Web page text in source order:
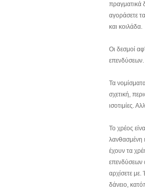
πραγματικά
αγοράσετε
και κοιλάδα.
Οι δεσμοί
επενδύσεων.
Τα
σχετική,
ισοτιμίες.
Το χρέος
λανθασμένη
έχουν τα
επενδύσεων
αρχίσετε
δάνειο,